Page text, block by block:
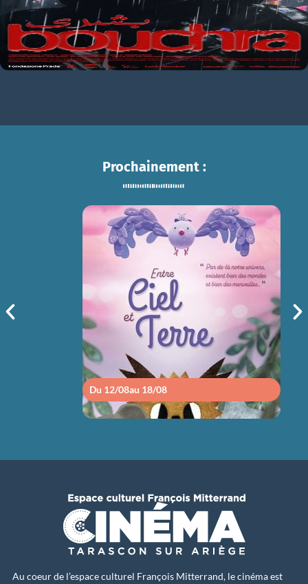
Prochainement :
Du 12/08au 18/08
ENTRE CIEL ET TERRE
sam 15/08
14h30
Au coeur de l’espace culturel François Mitterrand, le cinéma est